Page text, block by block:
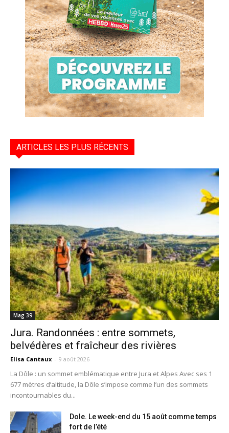
ARTICLES LES PLUS RÉCENTS
Mag 39
Jura. Randonnées : entre sommets,
belvédères et fraîcheur des rivières
Elisa Cantaux - 9 août 2026
La Dôle : un sommet emblématique entre Jura et Alpes Avec ses 1
677 mètres d’altitude, la Dôle s’impose comme l’un des sommets
incontournables du...
Dole. Le week-end du 15 août comme temps
fort de l’été